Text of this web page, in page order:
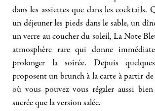
dans les assiettes que dans les cocktails.
un déjeuner les pieds dans le sable, un
un verre au coucher du soleil, La Note
atmosphère rare qui donne
prolonger la soirée. Depuis
proposent un brunch à la carte à partir
où vous pouvez vous régaler aussi
sucrée que la version salée.